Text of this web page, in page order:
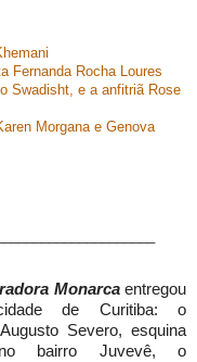
Fernanda Rocha Loures
Swadisht, e a anfitriã Rose
Morgana e Genova
Monarcaentregou
de Curitiba: o
Severo, esquina
bairro Juvevê, o